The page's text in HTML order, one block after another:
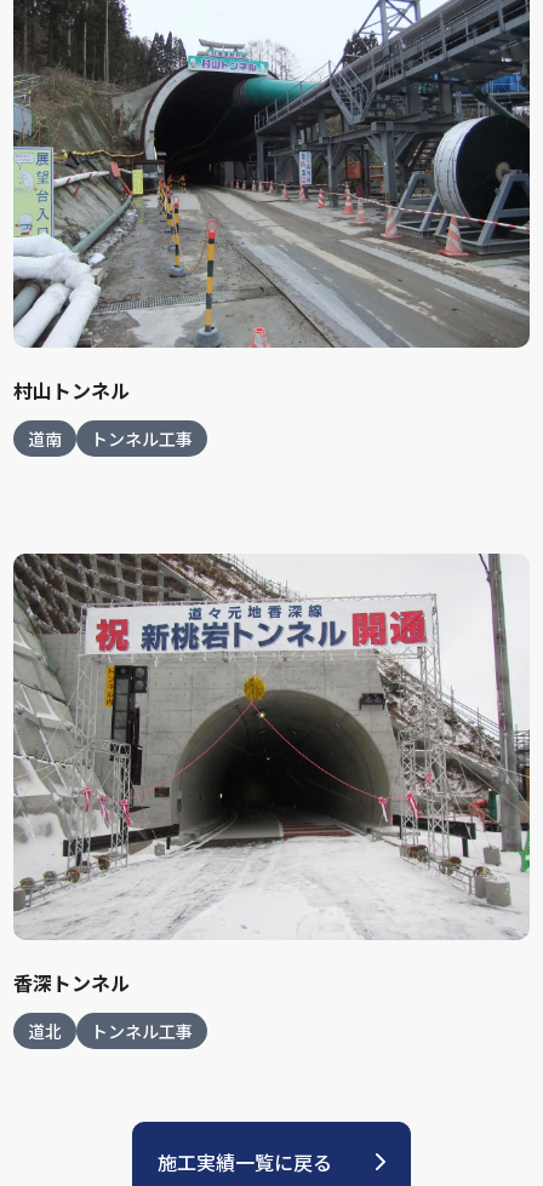
村山トンネル
道南 トンネル工事
香深トンネル
道北 トンネル工事
施工実績一覧に戻る